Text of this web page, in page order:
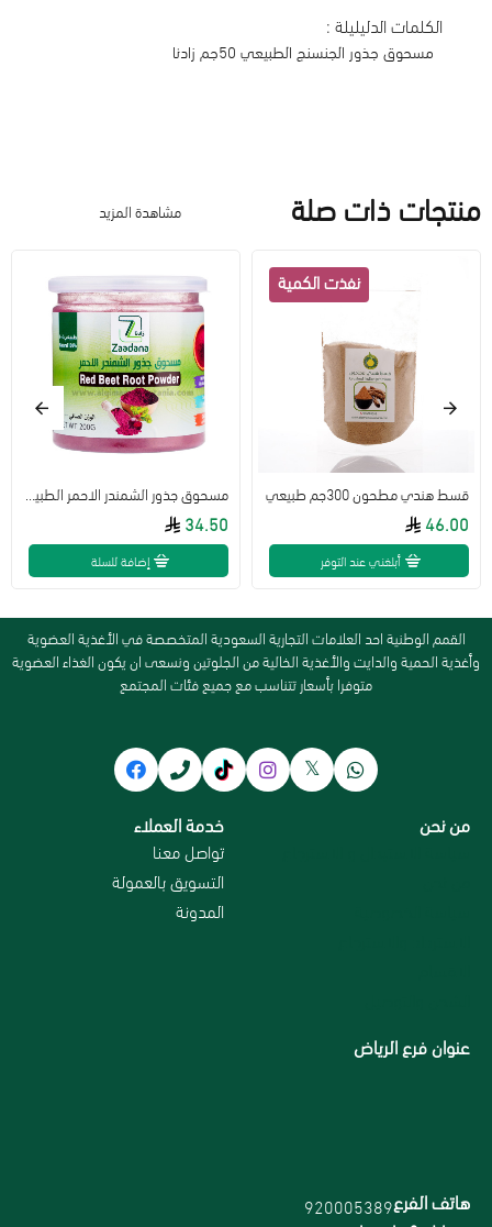
الكلمات الدليليلة :
مسحوق جذور الجنسنج الطبيعي 50جم زادنا
منتجات ذات صلة مشاهدة المزيد
قسط هندي مطحون 300جم طبيعي
46.00
أبلغني عند التوفر
34.50
إضافة للسلة
القمم الوطنية احد العلامات التجارية السعودية المتخصصة في الأغذية العضوية
وأغذية الحمية والدايت والأغذية الخالية من الجلوتين ونسعى ان يكون الغذاء العضوية
متوفرا بأسعار تتناسب مع جميع فئات المجتمع
من نحن خدمة العملاء
تواصل معنا
التسويق بالعمولة
المدونة
عنوان فرع الرياض
هاتف الفرع920005389